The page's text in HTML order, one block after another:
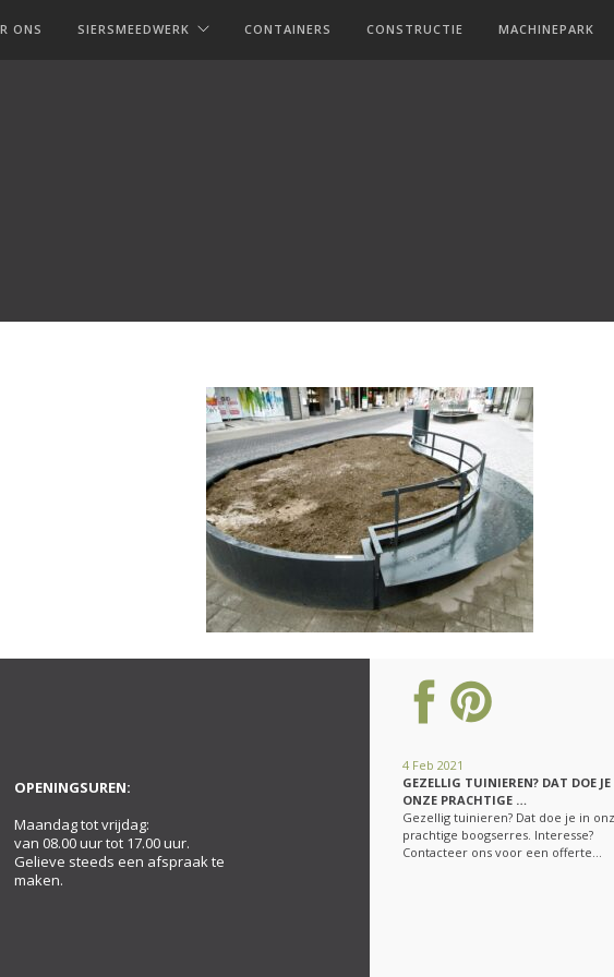
ONS SIERSMEEDWERK CONTAINERS CONSTRUCTIE MACHINEPARK
OPENINGSUREN:
Maandag tot vrijdag:
van 08.00 uur tot 17.00 uur.
Gelieve steeds een afspraak te
maken.
4 Feb 2021
GEZELLIG TUINIEREN? DAT DOE
ONZE PRACHTIGE …
Gezellig tuinieren? Dat doe je in
prachtige boogserres. Interesse?
Contacteer ons voor een offerte…